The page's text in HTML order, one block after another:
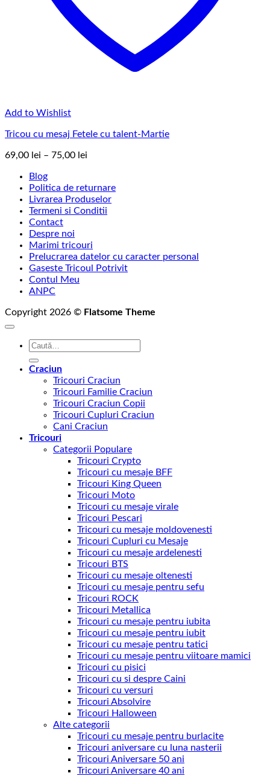
Add to Wishlist
Tricou cu mesaj Fetele cu talent-Martie
69,00 lei – 75,00 lei
69,00 lei
până
la
Blog
Politica de returnare
Livrarea Produselor
Termeni si Conditii
Contact
Despre noi
Marimi tricouri
Prelucrarea datelor cu caracter personal
Gaseste Tricoul Potrivit
Contul Meu
ANPC
Copyright 2026 © Flatsome Theme
Caută
Craciun
Tricouri Craciun
Tricouri Familie Craciun
Tricouri Craciun Copii
Tricouri Cupluri Craciun
Cani Craciun
Tricouri
Categorii Populare
Tricouri Crypto
Tricouri cu mesaje BFF
Tricouri King Queen
Tricouri Moto
Tricouri cu mesaje virale
Tricouri Pescari
Tricouri cu mesaje moldovenesti
Tricouri Cupluri cu Mesaje
Tricouri cu mesaje ardelenesti
Tricouri BTS
Tricouri cu mesaje oltenesti
Tricouri cu mesaje pentru sefu
Tricouri ROCK
Tricouri Metallica
Tricouri cu mesaje pentru iubita
Tricouri cu mesaje pentru iubit
Tricouri cu mesaje pentru tatici
Tricouri cu mesaje pentru viitoare mamici
Tricouri cu pisici
Tricouri cu si despre Caini
Tricouri cu versuri
Tricouri Absolvire
Tricouri Halloween
Alte categorii
Tricouri cu mesaje pentru burlacite
Tricouri aniversare cu luna nasterii
Tricouri Aniversare 50 ani
Tricouri Aniversare 40 ani